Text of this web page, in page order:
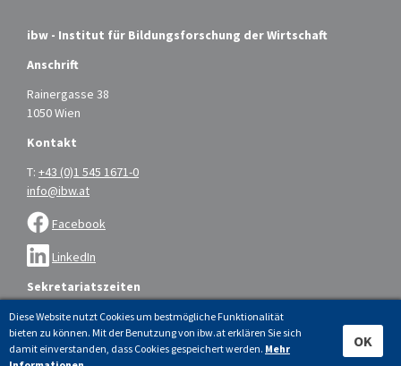
ibw - Institut für Bildungsforschung der Wirtschaft
Anschrift
Rainergasse 38
1050 Wien
Kontakt
T: +43 (0)1 545 1671-0
info@ibw.at
Facebook
LinkedIn
Sekretariatszeiten
Montag bis Donnerstag: 9.00 – 16.00 Uhr
Freitag: 9.00 – 14.00 Uhr
Diese Website nutzt Cookies um bestmögliche Funktionalität
bieten zu können. Mit der Benutzung von ibw.at erklären Sie sich
damit einverstanden, dass Cookies gespeichert werden. Mehr
OK